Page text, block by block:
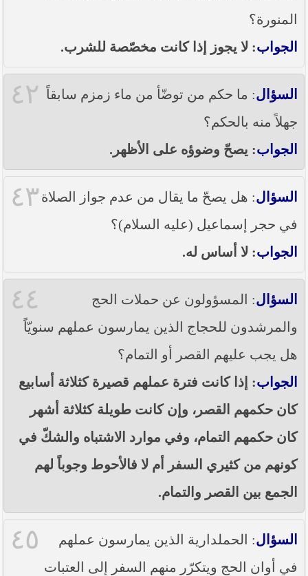
المنورة؟
الجواب: لا يجوز إذا كانت مخصّصة للشرب.
٤٢ السؤال: ما حكم من توضّأ من ماء زمزم سابقاً
جهلاً منه بالحكم؟
الجواب: يصحّ وضوؤه على الأظهر.
٤٣ السؤال: هل يصحّ ما يقال من عدم جواز الصلاة
في حجر إسماعيل (عليه السلام)؟
الجواب: لا أساس له.
٤٤ السؤال: المسؤولون عن حملات الحج
والمرشدون للحجاج الذين يمارسون عملهم سنويّاً
هل يجب عليهم القصر أو التمام؟
الجواب: إذا كانت فترة عملهم قصيرة كثلاثة أسابيع
كان حكمهم القصر، وإن كانت طويلة كثلاثة أشهر
كان حكمهم التمام، وفي موارد الاشتباه والشكّ في
كونهم من كثيري السفر أم لا فالأحوط وجوباً لهم
الجمع بين القصر والتمام.
٤٥ السؤال: الحملدارية الذين يمارسون عملهم
في أوان الحج ويتكرّر منهم السفر إلى العتبات